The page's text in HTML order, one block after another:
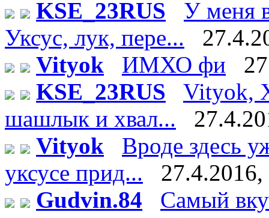
KSE_23RUS
У меня
Уксус, лук, пере...
Vityok
ИМХО фи
KSE_23RUS
Vityok,
шашлык и хвал...
Vityok
Вроде здесь
уксусе прид...
Gudvin.84
Самый